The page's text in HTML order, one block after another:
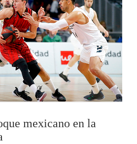
mexicano en la